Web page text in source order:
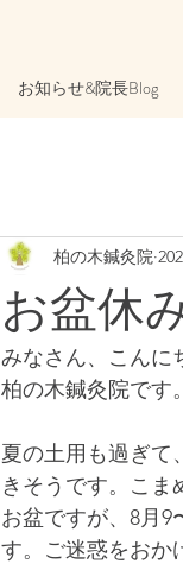
お知らせ&院長Blog
お盆休
柏の木鍼灸院
みなさん、こんに
柏の木鍼灸院です。
夏の土用も過ぎて
きそうです。こま
お盆ですが、8月9
す。ご迷惑をおか